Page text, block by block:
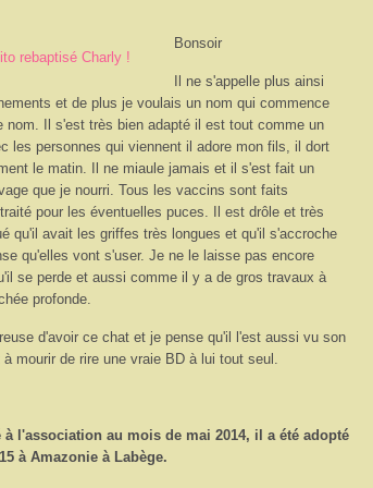
Bonsoir
Il ne s'appelle plus ainsi
et de plus je voulais un nom qui commence
nom. Il s'est très bien adapté il est tout comme un
les personnes qui viennent il adore mon fils, il dort
le matin. Il ne miaule jamais et il s'est fait un
que je nourri. Tous les vaccins sont faits
pour les éventuelles puces. Il est drôle et très
qu'il avait les griffes très longues et qu'il s'accroche
qu'elles vont s'user. Je ne le laisse pas encore
se perde et aussi comme il y a de gros travaux à
profonde.
d'avoir ce chat et je pense qu'il l'est aussi vu son
mourir de rire une vraie BD à lui tout seul.
l'association au mois de mai 2014, il a été adopté
à Amazonie à Labège.